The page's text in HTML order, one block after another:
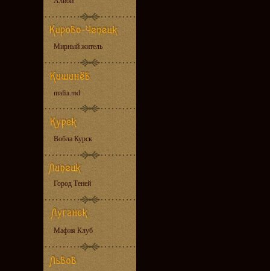
Мирный житель
mafia.md
Вобла Курск
Город Теней
Мафия Клуб